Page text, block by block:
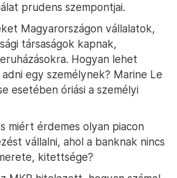
prudens szempontjai.
Magyarországon vállalatok,
társaságok kapnak,
Hogyan lehet
egy személynek? Marine Le
esetében óriási a személyi
miért érdemes olyan piacon
vállalni, ahol a banknak nincs
kitettsége?